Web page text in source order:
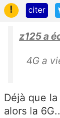
!
citer
z125 a
4G a
Déjà que
alors la